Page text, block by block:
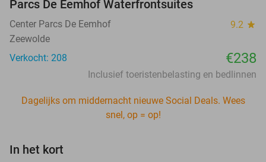
Parcs De Eemhof Waterfrontsuites
Center Parcs De Eemhof 9.2 star
Zeewolde
Verkocht: 208
€238
Inclusief toeristenbelasting en bedlinnen
Dagelijks om middernacht nieuwe Social Deals. Wees
snel, op = op!
In het kort